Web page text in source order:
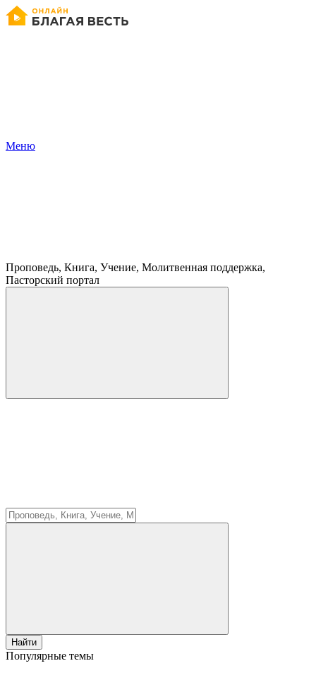
Меню
Проповедь, Книга, Учение, Молитвенная поддержка,
Пасторский портал
Найти
Популярные темы